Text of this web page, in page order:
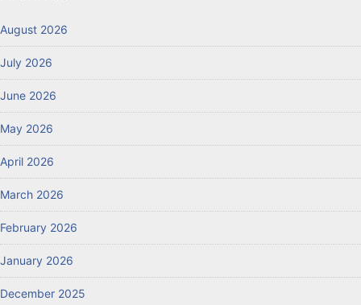
August 2026
July 2026
June 2026
May 2026
April 2026
March 2026
February 2026
January 2026
December 2025